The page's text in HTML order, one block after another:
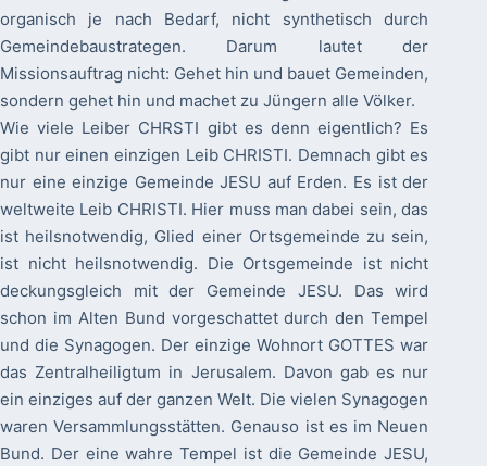
organisch je nach Bedarf, nicht synthetisch durch
Gemeindebaustrategen. Darum lautet der
Missionsauftrag nicht: Gehet hin und bauet Gemeinden,
sondern gehet hin und machet zu Jüngern alle Völker.
Wie viele Leiber CHRSTI gibt es denn eigentlich? Es
gibt nur einen einzigen Leib CHRISTI. Demnach gibt es
nur eine einzige Gemeinde JESU auf Erden. Es ist der
weltweite Leib CHRISTI. Hier muss man dabei sein, das
ist heilsnotwendig, Glied einer Ortsgemeinde zu sein,
ist nicht heilsnotwendig. Die Ortsgemeinde ist nicht
deckungsgleich mit der Gemeinde JESU. Das wird
schon im Alten Bund vorgeschattet durch den Tempel
und die Synagogen. Der einzige Wohnort GOTTES war
das Zentralheiligtum in Jerusalem. Davon gab es nur
ein einziges auf der ganzen Welt. Die vielen Synagogen
waren Versammlungsstätten. Genauso ist es im Neuen
Bund. Der eine wahre Tempel ist die Gemeinde JESU,